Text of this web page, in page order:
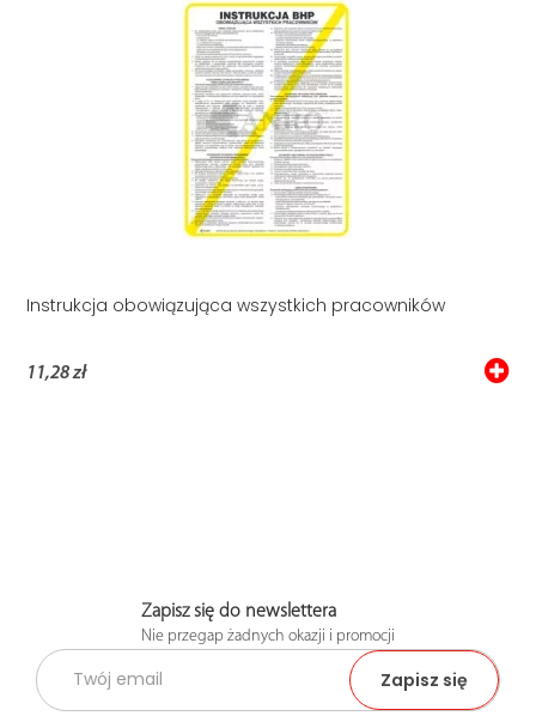
Instrukcja obowiązująca wszystkich pracowników
11,28 zł
Zapisz się do newslettera
Nie przegap żadnych okazji i promocji